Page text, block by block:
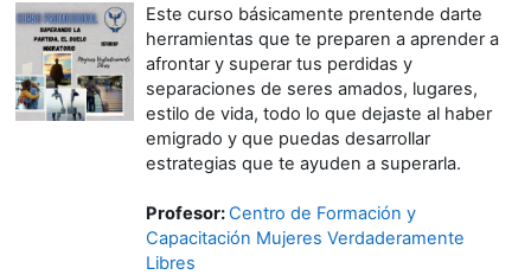
Este curso básicamente prentende darte
herramientas que te preparen a aprender a
afrontar y superar tus perdidas y
separaciones de seres amados, lugares,
estilo de vida, todo lo que dejaste al haber
emigrado y que puedas desarrollar
estrategias que te ayuden a superarla.
Profesor:Centro de Formación y
Capacitación Mujeres Verdaderamente
Libres